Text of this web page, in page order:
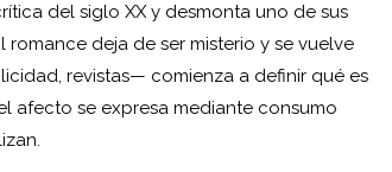
del siglo XX y desmonta uno de sus
deja de ser misterio y se vuelve
revistas— comienza a definir qué es
afecto se expresa mediante consumo